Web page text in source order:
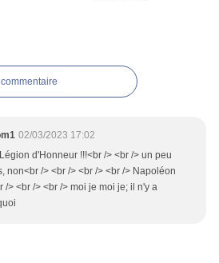
02/03/2023 17:02
d'Honneur !!!<br /> <br /> un peu
non<br /> <br /> <br /> <br /> Napoléon
/> <br /> <br /> moi je moi je; il n'y a